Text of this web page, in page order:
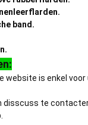
band.
website is enkel voor
disscuss te